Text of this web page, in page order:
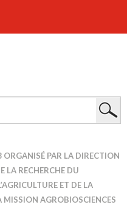
PAR LA DIRECTION
LA RECHERCHE DU
ET DE LA
MISSION AGROBIOSCIENCES